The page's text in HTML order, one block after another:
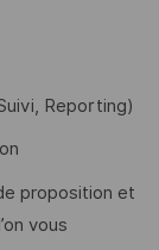
Reporting)
proposition et
vous